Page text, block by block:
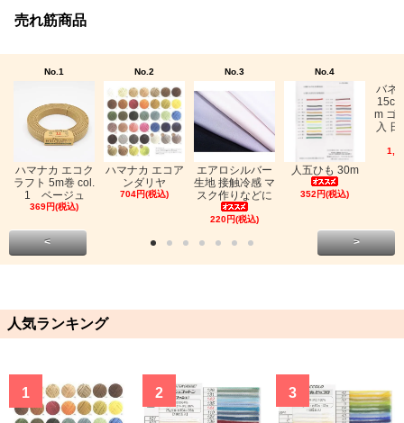
売れ筋商品
No.1
ハマナカ エコク
ラフト 5m巻 col.
1 ベージュ
369円(税込)
No.2
ハマナカ エコア
ンダリヤ
704円(税込)
No.3
エアロシルバー
生地 接触冷感 マ
スク作りなどに
220円(税込)
No.4
人五ひも 30m
352円(税込)
バネ
m ゴ
入
< >
人気ランキング
1 2 3